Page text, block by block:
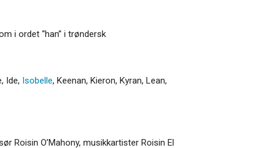
i ordet “han” i trøndersk
, Ide, Isobelle, Keenan, Kieron, Kyran, Lean,
Roisin O’Mahony, musikkartister Roisin El